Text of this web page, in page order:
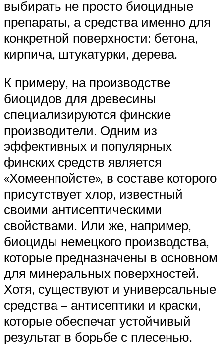
выбирать не просто биоцидные
препараты, а средства именно для
конкретной поверхности: бетона,
кирпича, штукатурки, дерева.
К примеру, на производстве
биоцидов для древесины
специализируются финские
производители. Одним из
эффективных и популярных
финских средств является
«Хомеенпойсте», в составе которого
присутствует хлор, известный
своими антисептическими
свойствами. Или же, например,
биоциды немецкого производства,
которые предназначены в основном
для минеральных поверхностей.
Хотя, существуют и универсальные
средства – антисептики и краски,
которые обеспечат устойчивый
результат в борьбе с плесенью.